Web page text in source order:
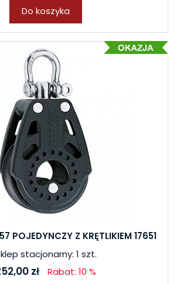
Do koszyka
POJEDYNCZY Z KRĘTLIKIEM 17651
stacjonarny: 1 szt.
zł Rabat: 10 %